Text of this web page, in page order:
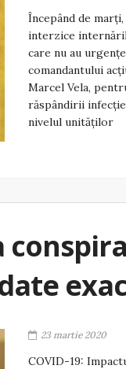
Începând de
interzice
care nu au
comandantului
Marcel Vela,
răspândirii
nivelul unităților
23 martie 2020
COVID-19: